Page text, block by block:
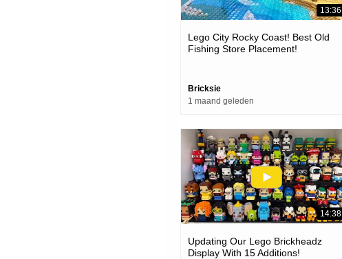
13:36
Lego City Rocky Coast! Best Old
Fishing Store Placement!
Bricksie
1 maand geleden
14:38
Updating Our Lego Brickheadz
Display With 15 Additions!